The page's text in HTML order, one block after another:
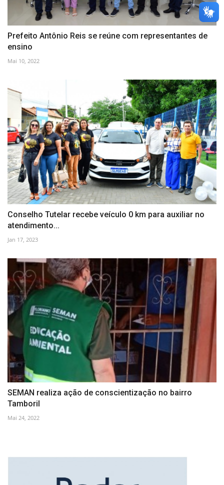
Prefeito Antônio Reis se reúne com representantes de
ensino
Mai 10, 2022
Conselho Tutelar recebe veículo 0 km para auxiliar no
atendimento...
Jan 17, 2023
SEMAN realiza ação de conscientização no bairro
Tamboril
Mai 24, 2022